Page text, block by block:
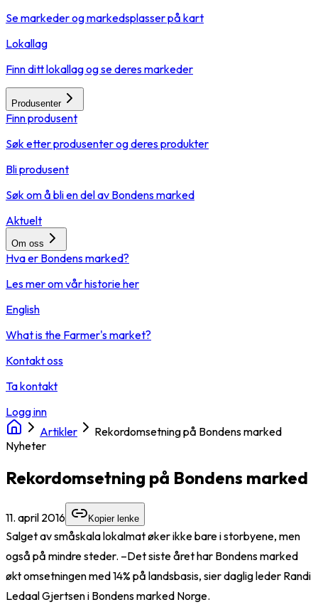
Se markeder og markedsplasser på kart
Lokallag
Finn ditt lokallag og se deres markeder
Produsenter
Finn produsent
Søk etter produsenter og deres produkter
Bli produsent
Søk om å bli en del av Bondens marked
Aktuelt
Om oss
Hva er Bondens marked?
Les mer om vår historie her
English
What is the Farmer's market?
Kontakt oss
Ta kontakt
Logg inn
Artikler
Rekordomsetning på Bondens marked
Nyheter
Rekordomsetning på Bondens marked
11. april 2016 Kopier lenke
Salget av småskala lokalmat øker ikke bare i storbyene, men
også på mindre steder. –Det siste året har Bondens marked
økt omsetningen med 14% på landsbasis, sier daglig leder Randi
Ledaal Gjertsen i Bondens marked Norge.